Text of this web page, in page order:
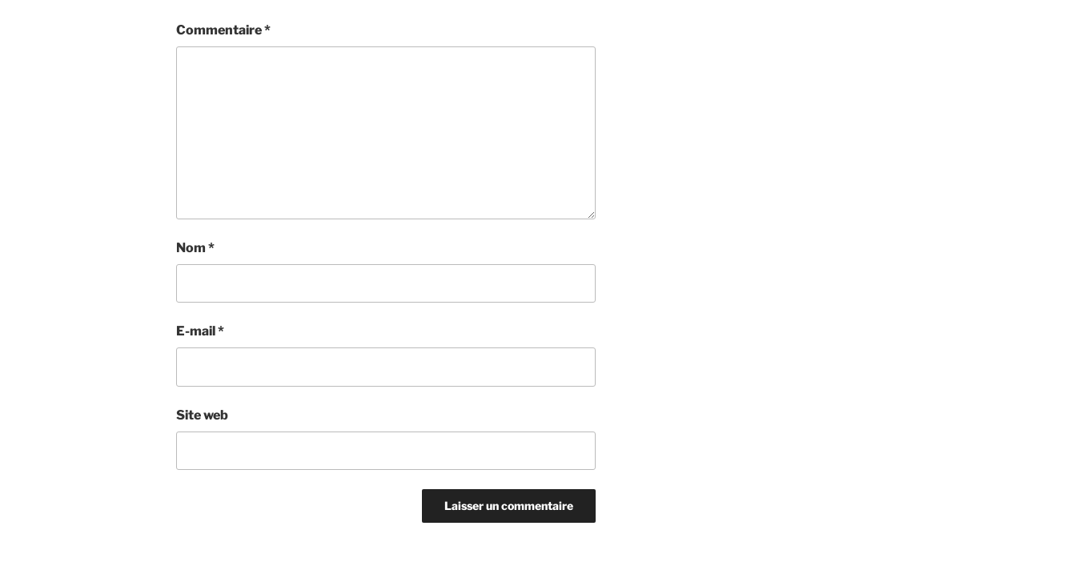
Commentaire*
Nom *
E-mail *
Site web